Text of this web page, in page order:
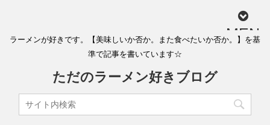
MEN
ラーメンが好きです。【美味しいか否か。また食べたいか否か。】を基
準で記事を書いています☆
ただのラーメン好きブログ